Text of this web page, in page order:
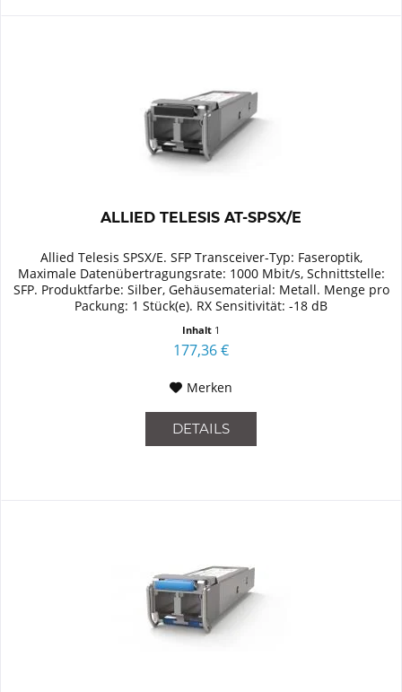
ALLIED TELESIS AT-SPSX/E
Allied Telesis SPSX/E. SFP Transceiver-Typ: Faseroptik,
Maximale Datenübertragungsrate: 1000 Mbit/s, Schnittstelle:
SFP. Produktfarbe: Silber, Gehäusematerial: Metall. Menge pro
Packung: 1 Stück(e). RX Sensitivität: -18 dB
Inhalt 1
177,36 €
Merken
DETAILS